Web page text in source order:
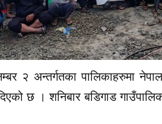
२ अन्तर्गतका पालिकाहरुमा
छ । शनिबार बडिगाड